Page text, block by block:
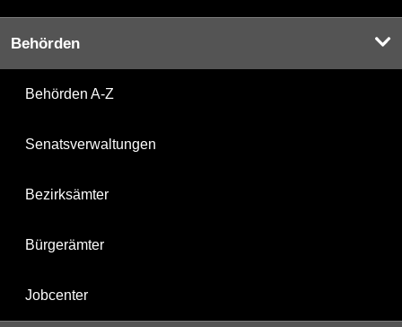
Behörden
Behörden A-Z
Senatsverwaltungen
Bezirksämter
Bürgerämter
Jobcenter